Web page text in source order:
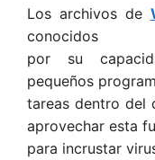
Los archivos de
conocidos
por su
pequeños
tareas dentro del
aprovechar esta
para incrustar